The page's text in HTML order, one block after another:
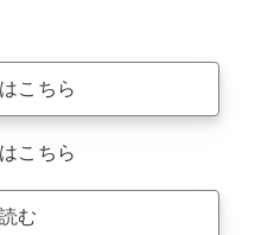
こちら
こちら
む